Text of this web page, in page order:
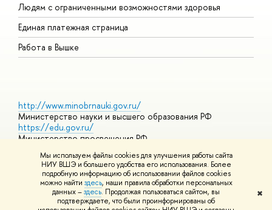
Мы используем файлы cookies для улучшения работы сайта
НИУ ВШЭ и большего удобства его использования. Более
подробную информацию об использовании файлов cookies
можно найти здесь, наши правила обработки персональных
данных –здесь. Продолжая пользоваться сайтом, вы
подтверждаете, что были проинформированы о
✖
Людям с ограниченными возможностями здоровья
Единая платежная страница
Работа в Вышке
http://www.minobrnauki.gov.ru/
Министерство науки и высшего образования РФ
https://edu.gov.ru/
Министерство просвещения РФ
Массовые открытые онлайн-курсы
© НИУ ВШЭ 1993–2026 Адреса и контактыУсловия
использования материало Политика конфиденциальности